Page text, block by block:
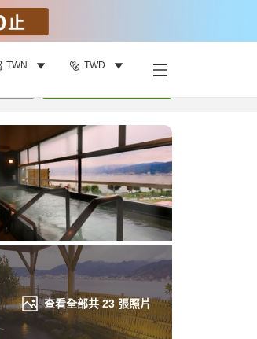
TWN TWD
查看全部共 23張照片